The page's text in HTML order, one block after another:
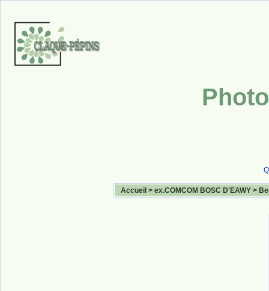
Accueil > ex.COMCOM BOSC D'EAWY >